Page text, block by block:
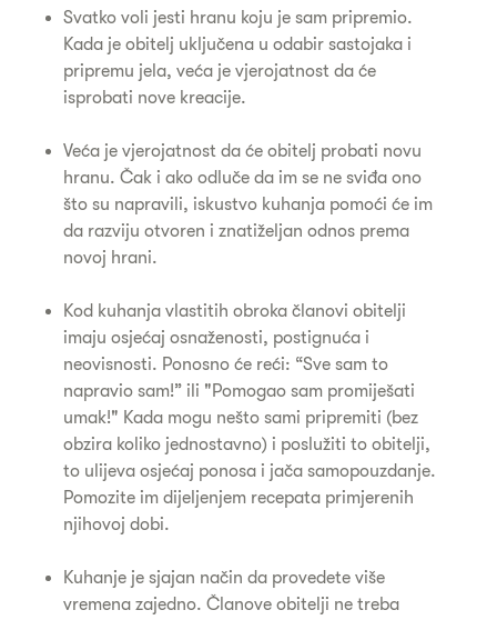
Svatko voli jesti hranu koju je sam pripremio.
Kada je obitelj uključena u odabir sastojaka i
pripremu jela, veća je vjerojatnost da će
isprobati nove kreacije.
Veća je vjerojatnost da će obitelj probati novu
hranu. Čak i ako odluče da im se ne sviđa ono
što su napravili, iskustvo kuhanja pomoći će im
da razviju otvoren i znatiželjan odnos prema
novoj hrani.
Kod kuhanja vlastitih obroka članovi obitelji
imaju osjećaj osnaženosti, postignuća i
neovisnosti. Ponosno će reći: “Sve sam to
napravio sam!” ili "Pomogao sam promiješati
umak!" Kada mogu nešto sami pripremiti (bez
obzira koliko jednostavno) i poslužiti to obitelji,
to ulijeva osjećaj ponosa i jača samopouzdanje.
Pomozite im dijeljenjem recepata primjerenih
njihovoj dobi.
Kuhanje je sjajan način da provedete više
vremena zajedno. Članove obitelji ne treba